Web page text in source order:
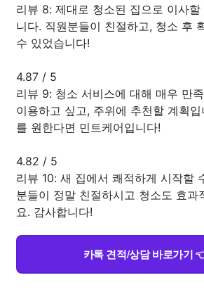
리뷰 8: 제대로 청소된 집으로 이사
니다. 직원분들이 친절하고, 청소 후
수 있었습니다!
4.87 / 5
리뷰 9: 청소 서비스에 대해 매우 만
이용하고 싶고, 주위에 추천할 계획
를 원한다면 민트케어입니다!
4.82 / 5
리뷰 10: 새 집에서 쾌적하게 시작할
분들이 정말 친절하시고 청소도 효과
요. 감사합니다!
카톡 견적/상담 바로가기